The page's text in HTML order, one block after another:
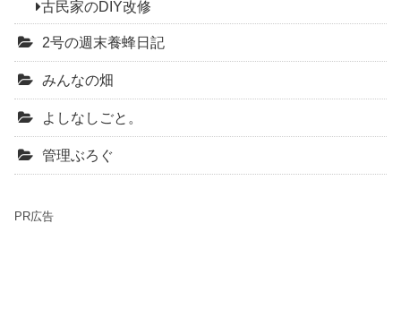
古民家のDIY改修
2号の週末養蜂日記
みんなの畑
よしなしごと。
管理ぶろぐ
PR広告